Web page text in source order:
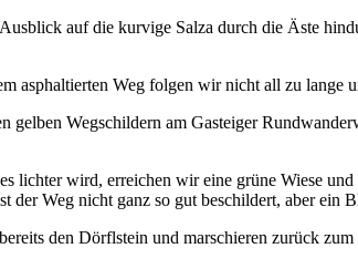
auf die kurvige Salza durch die Äste
asphaltierten Weg folgen wir nicht all zu lange
gelben Wegschildern am Gasteiger
lichter wird, erreichen wir eine grüne Wiese
Weg nicht ganz so gut beschildert, aber ein
den Dörflstein und marschieren zurück